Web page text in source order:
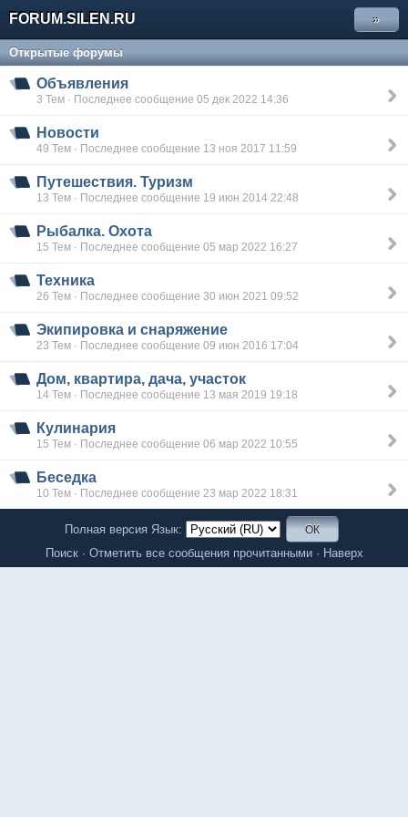
FORUM.SILEN.RU »
Открытые форумы
Объявления
3 Тем · Последнее сообщение 05 дек 2022 14:36
Новости
49 Тем · Последнее сообщение 13 ноя 2017 11:59
Путешествия. Туризм
13 Тем · Последнее сообщение 19 июн 2014 22:48
Рыбалка. Охота
15 Тем · Последнее сообщение 05 мар 2022 16:27
Техника
26 Тем · Последнее сообщение 30 июн 2021 09:52
Экипировка и снаряжение
23 Тем · Последнее сообщение 09 июн 2016 17:04
Дом, квартира, дача, участок
14 Тем · Последнее сообщение 13 мая 2019 19:18
Кулинария
15 Тем · Последнее сообщение 06 мар 2022 10:55
Беседка
10 Тем · Последнее сообщение 23 мар 2022 18:31
Полная версия Язык:
Поиск· Отметить все сообщения прочитанными· Наверх